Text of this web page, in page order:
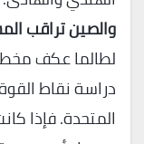
والصين تراقب
​لطالما عكف
دراسة نقاط
المتحدة. فإذا